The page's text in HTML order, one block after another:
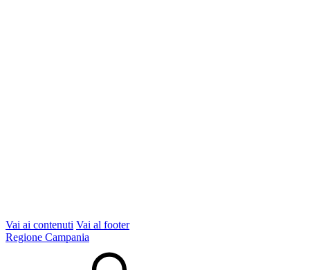
Vai ai contenuti Vai al footer
Regione Campania